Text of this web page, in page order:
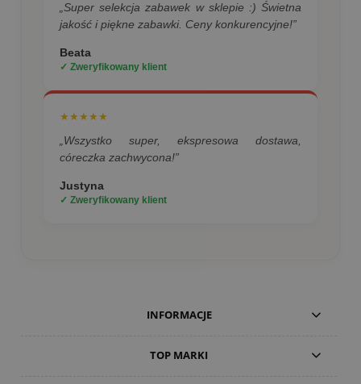
„Super selekcja zabawek w sklepie :) Świetna
jakość i piękne zabawki. Ceny konkurencyjne!”
Beata
✓ Zweryfikowany klient
★★★★★
„Wszystko super, ekspresowa dostawa,
córeczka zachwycona!”
Justyna
✓ Zweryfikowany klient
INFORMACJE
TOP MARKI